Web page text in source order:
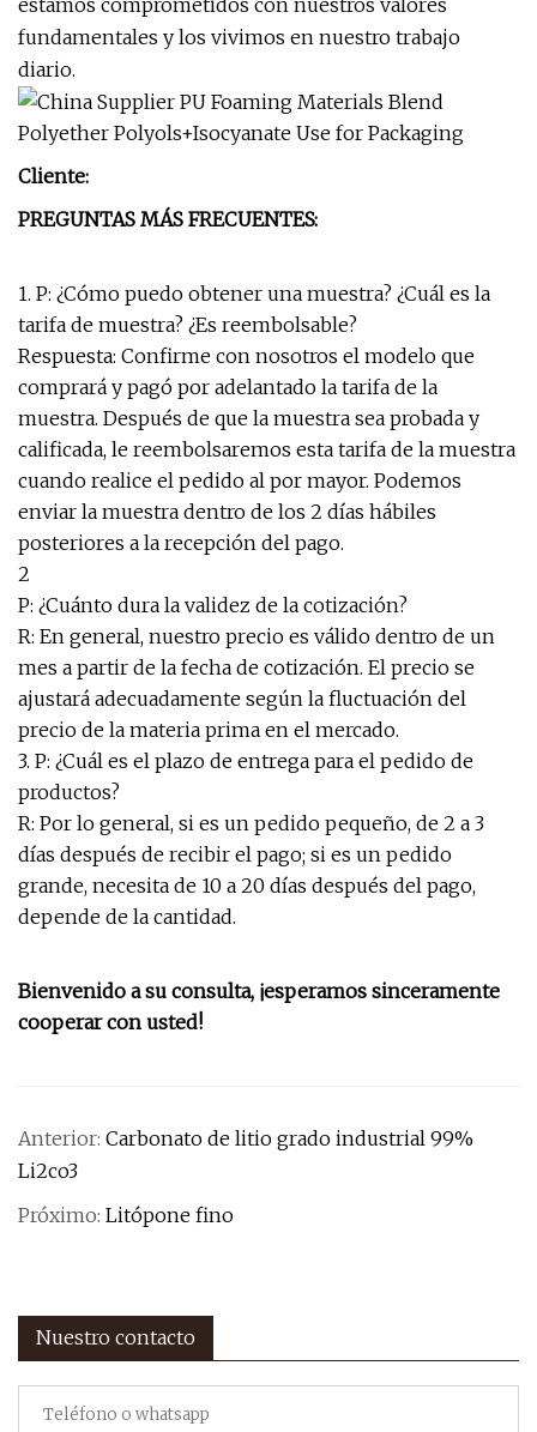
estamos comprometidos con nuestros valores
fundamentales y los vivimos en nuestro trabajo
diario.
Cliente:
PREGUNTAS MÁS FRECUENTES:
1. P: ¿Cómo puedo obtener una muestra? ¿Cuál es la
tarifa de muestra? ¿Es reembolsable?
Respuesta: Confirme con nosotros el modelo que
comprará y pagó por adelantado la tarifa de la
muestra. Después de que la muestra sea probada y
calificada, le reembolsaremos esta tarifa de la muestra
cuando realice el pedido al por mayor. Podemos
enviar la muestra dentro de los 2 días hábiles
posteriores a la recepción del pago.
2
P: ¿Cuánto dura la validez de la cotización?
R: En general, nuestro precio es válido dentro de un
mes a partir de la fecha de cotización. El precio se
ajustará adecuadamente según la fluctuación del
precio de la materia prima en el mercado.
3. P: ¿Cuál es el plazo de entrega para el pedido de
productos?
R: Por lo general, si es un pedido pequeño, de 2 a 3
días después de recibir el pago; si es un pedido
grande, necesita de 10 a 20 días después del pago,
depende de la cantidad.
Bienvenido a su consulta, ¡esperamos sinceramente
cooperar con usted!
Anterior: Carbonato de litio grado industrial 99%
Li2co3
Próximo: Litópone fino
Nuestro contacto